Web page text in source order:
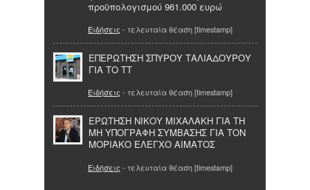
προϋπολογισμού 961.000 ευρώ
Ειδήσεις - τελευταία θέαση [timestamp]
ΕΠΕΡΩΤΗΣΗ ΣΠΥΡΟΥ ΤΑΛΙΑΔΟΥΡΟΥ
ΓΙΑ ΤΟ ΤΤ
Ειδήσεις - τελευταία θέαση [timestamp]
ΕΡΩΤΗΣΗ ΝΙΚΟΥ ΜΙΧΑΛΑΚΗ ΓΙΑ ΤΗ
ΜΗ ΥΠΟΓΡΑΦΗ ΣΥΜΒΑΣΗΣ ΓΙΑ ΤΟΝ
ΜΟΡΙΑΚΟ ΕΛΕΓΧΟ ΑΙΜΑΤΟΣ
Ειδήσεις - τελευταία θέαση [timestamp]